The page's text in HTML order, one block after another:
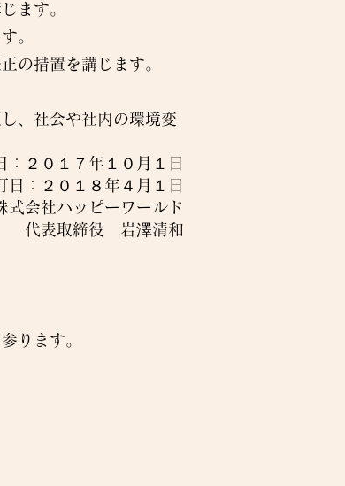
ます。
。
の措置を講じます。
、社会や社内の環境変
：２０１７年１０月１日
日：２０１８年４月１日
式会社ハッピーワールド
代表取締役 岩澤清和
ります。